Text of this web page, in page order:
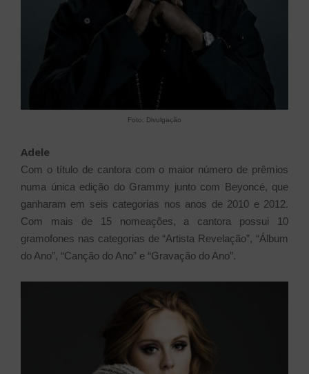
Foto: Divulgação
Adele
Com o título de cantora com o maior número de prêmios
numa única edição do Grammy junto com Beyoncé, que
ganharam em seis categorias nos anos de 2010 e 2012.
Com mais de 15 nomeações, a cantora possui 10
gramofones nas categorias de “Artista Revelação”, “Álbum
do Ano”, “Canção do Ano” e “Gravação do Ano”.